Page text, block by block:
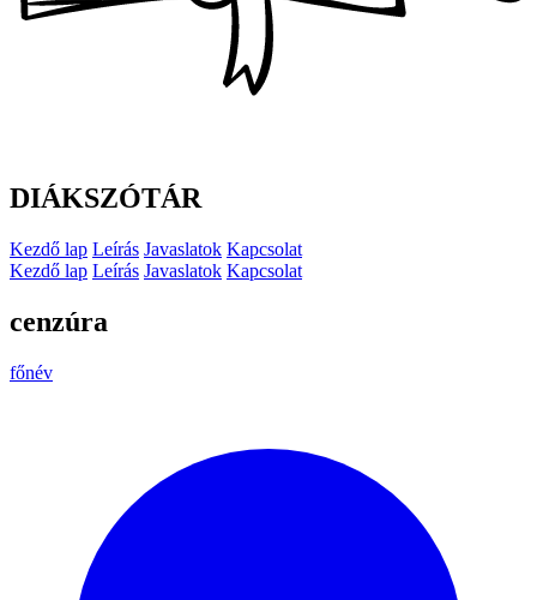
DIÁKSZÓTÁR
Kezdő lap Leírás Javaslatok Kapcsolat
Kezdő lap Leírás Javaslatok Kapcsolat
cenzúra
főnév